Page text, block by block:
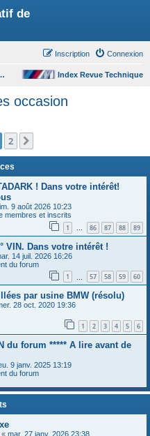
de
Connexion
Inscription
occasion Index Revue Technique
occasion
2
! Dans votre intérêt!
9 août 2026 10:23
membres et inscrits
1 … 86 87 88 89
VIN. Dans votre intérêt !
14 juil. 2026 16:26
du forum
1 57 58 59 60
par usine BMW (résolu)
28 oct. 2020 19:36
1 2 3 4 5 6
du forum ***** A lire avant de
9 janv. 2025 13:19
du forum
« mar. 27 janv. 2026 23:38